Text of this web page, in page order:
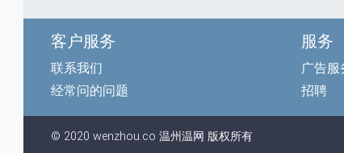
客户服务
联系我们
经常问的问题
服务
广告服
招聘
© 2020 wenzhou.co 温州温网 版权所有